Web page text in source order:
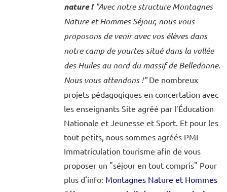
nature ! "Avec notre structure Montagnes
Nature et Hommes Séjour, nous vous
proposons de venir avec vos élèves dans
notre camp de yourtes situé dans la vallée
des Huiles au nord du massif de Belledonne.
Nous vous attendons !" De nombreux
projets pédagogiques en concertation avec
les enseignants Site agréé par l’Éducation
Nationale et Jeunesse et Sport. Et pour les
tout petits, nous sommes agréés PMI
Immatriculation tourisme afin de vous
proposer un "séjour en tout compris" Pour
plus d'info: Montagnes Nature et Hommes